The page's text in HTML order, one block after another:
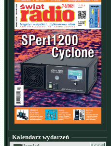
Kalendarz wydarzeń